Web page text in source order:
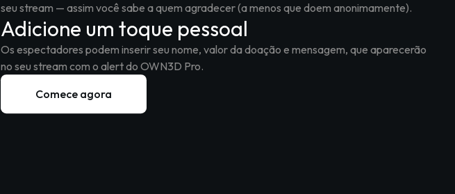
seu stream — assim você sabe a quem agradecer (a menos que doem anonimamente).
Adicione um toque pessoal
Os espectadores podem inserir seu nome, valor da doação e mensagem, que aparecerão
no seu stream com o alert do OWN3D Pro.
Comece agora